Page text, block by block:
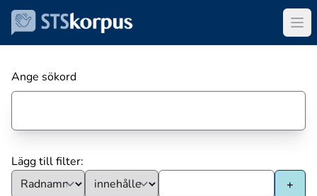
Ange sökord
Lägg till filter: